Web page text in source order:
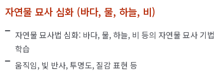
자연물 묘사 심화 (바다, 물, 하늘, 비)
자연물 묘사법 심화: 바다, 물, 하늘, 비 등의 자연물 묘사 기법
학습
움직임, 빛 반사, 투명도, 질감 표현 등